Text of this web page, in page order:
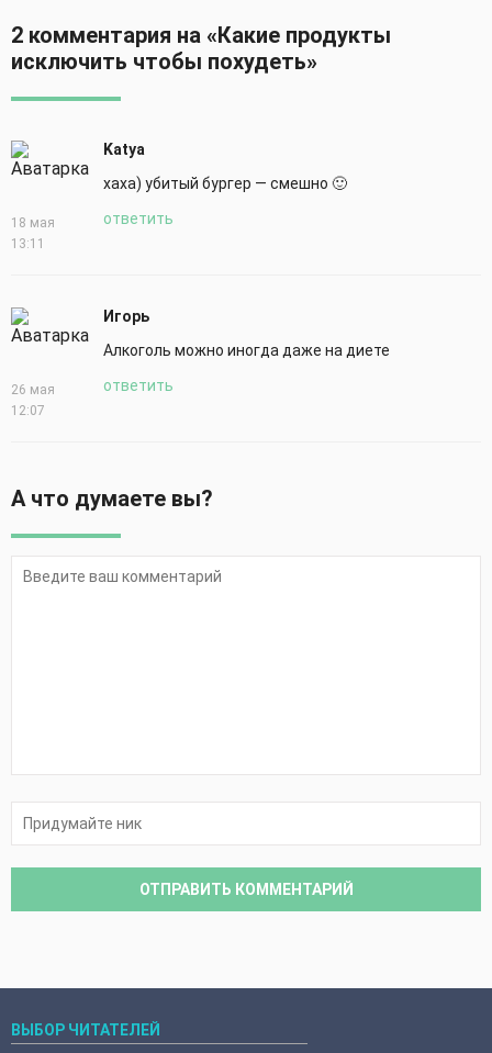
2 комментария на «Какие продукты
исключить чтобы похудеть»
18 мая
13:11
Katya
хаха) убитый бургер — смешно 🙂
ответить
26 мая
12:07
Игорь
Алкоголь можно иногда даже на диете
ответить
А что думаете вы?
ВЫБОР ЧИТАТЕЛЕЙ